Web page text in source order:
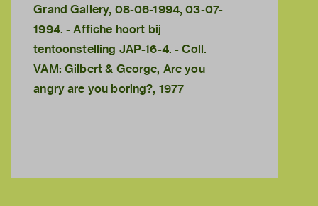
Grand Gallery, 08-06-1994, 03-07-
1994. - Affiche hoort bij
tentoonstelling JAP-16-4. - Coll.
VAM: Gilbert & George, Are you
angry are you boring?, 1977